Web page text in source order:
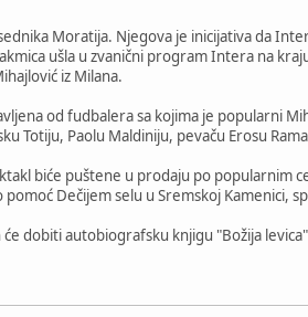
Moratija. Njegova je inicijativa da
ušla u zvanični program Intera na
iz Milana.
od fudbalera sa kojima je popularni
Totiju, Paolu Maldiniju, pevaču Erosu
biće puštene u prodaju po
Dečijem selu u Sremskoj Kamenici,
će dobiti autobiografsku knjigu "Božija